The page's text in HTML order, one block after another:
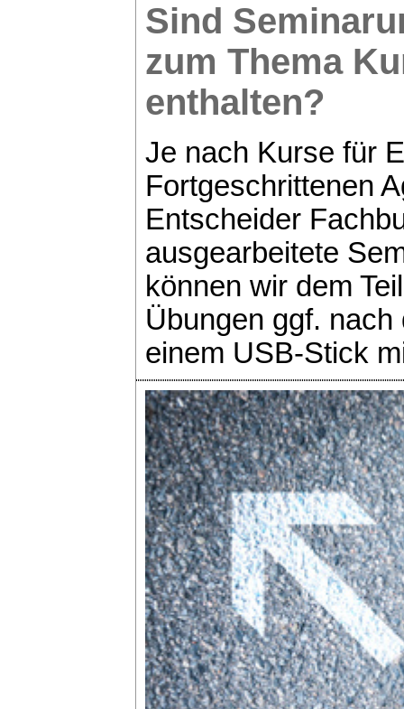
Sind
zum Thema
enthalten?
Je nach Kurse für
Fortgeschrittenen
Entscheider
ausgearbeitete
können wir dem
Übungen ggf.
einem USB-Stick